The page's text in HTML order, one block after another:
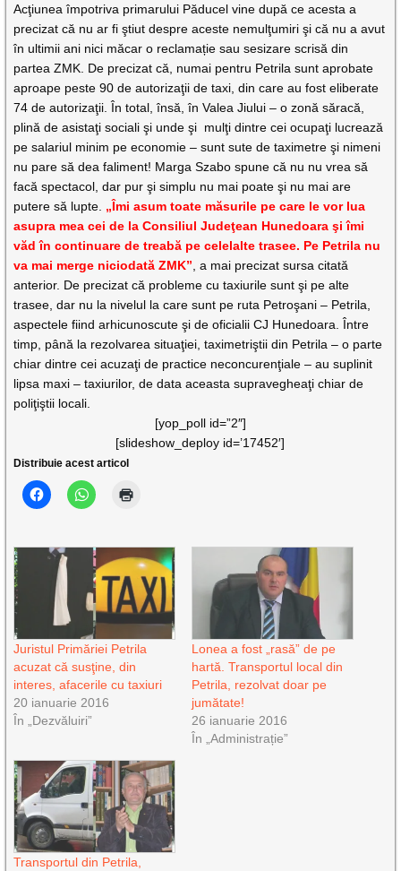
Acţiunea împotriva primarului Păducel vine după ce acesta a
precizat că nu ar fi ştiut despre aceste nemulţumirişi că nu a avut
în ultimii ani nici măcar o reclamație sau sesizare scrisă din
partea ZMK. De precizat că, numai pentru Petrila sunt aprobate
aproape peste 90 de autorizaţii de taxi, din care au fost eliberate
74 de autorizaţii. În total, însă, în Valea Jiului – o zonă săracă,
plină de asistaţi sociali şi unde şi mulţi dintre cei ocupaţi lucrează
pe salariul minim pe economie – sunt sute de taximetre şi nimeni
nu pare să dea faliment! Marga Szabo spune că nu nu vrea să
facă spectacol, dar pur şi simplu nu mai poate şi nu mai are
putere să lupte. „Îmi asum toate măsurile pe care le vor lua
asupra mea cei de la Consiliul Judeţean Hunedoara şi îmi
văd în continuare de treabă pe celelalte trasee. Pe Petrila nu
va mai merge niciodată ZMK” , a mai precizat sursa citată
anterior. De precizat că probleme cu taxiurile sunt şi pe alte
trasee, dar nu la nivelul la care sunt pe ruta Petroşani – Petrila,
aspectele fiind arhicunoscute şi de oficialii CJ Hunedoara. Între
timp, până la rezolvarea situaţiei, taximetriştii din Petrila – o parte
chiar dintre cei acuzaţi de practice neconcurenţiale – au suplinit
lipsa maxi – taxiurilor, de data aceasta supravegheaţi chiar de
poliţiştii locali.
[yop_poll id=”2″]
[slideshow_deploy id=’17452′]
Distribuie acest articol
Juristul Primăriei Petrila
acuzat că susţine, din
interes, afacerile cu taxiuri
20 ianuarie 2016
În „Dezvăluiri”
Lonea a fost „rasă” de pe
hartă. Transportul local din
Petrila, rezolvat doar pe
jumătate!
26 ianuarie 2016
În „Administrație”
Transportul din Petrila,